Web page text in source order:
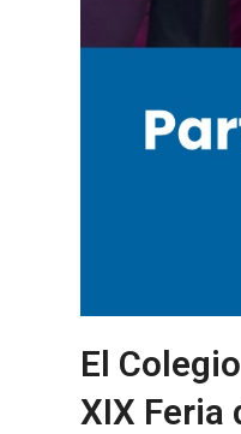
El
XIX Feria